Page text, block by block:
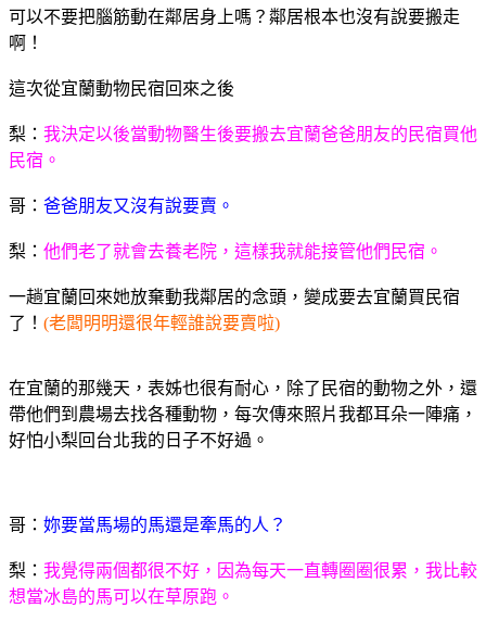
可以不要把腦筋動在鄰居身上嗎？鄰居根本也沒有說要搬走
啊！
這次從宜蘭動物民宿回來之後
梨： 我決定以後當動物醫生後要搬去宜蘭爸爸朋友的民宿買他
民宿。
哥： 爸爸朋友又沒有說要賣。
梨： 他們老了就會去養老院，這樣我就能接管他們民宿。
一趟宜蘭回來她放棄動我鄰居的念頭，變成要去宜蘭買民宿
了！ (老闆明明還很年輕誰說要賣啦)
在宜蘭的那幾天，表姊也很有耐心，除了民宿的動物之外，還
帶他們到農場去找各種動物，每次傳來照片我都耳朵一陣痛，
好怕小梨回台北我的日子不好過。
哥： 妳要當馬場的馬還是牽馬的人？
梨： 我覺得兩個都很不好，因為每天一直轉圈圈很累，我比較
想當冰島的馬可以在草原跑。